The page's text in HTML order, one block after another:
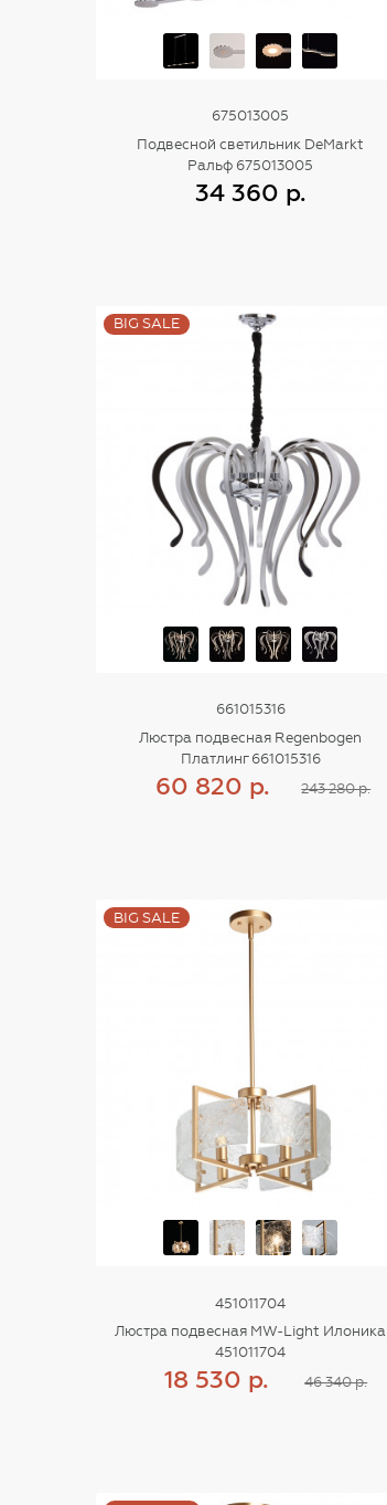
675013005
Подвесной светильник DeMarkt
Ральф 675013005
34 360 р.
BIG SALE
661015316
Люстра подвесная Regenbogen
Платлинг 661015316
60 820 р.
243 280 р.
BIG SALE
451011704
Люстра подвесная MW-Light Илоника
451011704
18 530 р.
46 340 р.